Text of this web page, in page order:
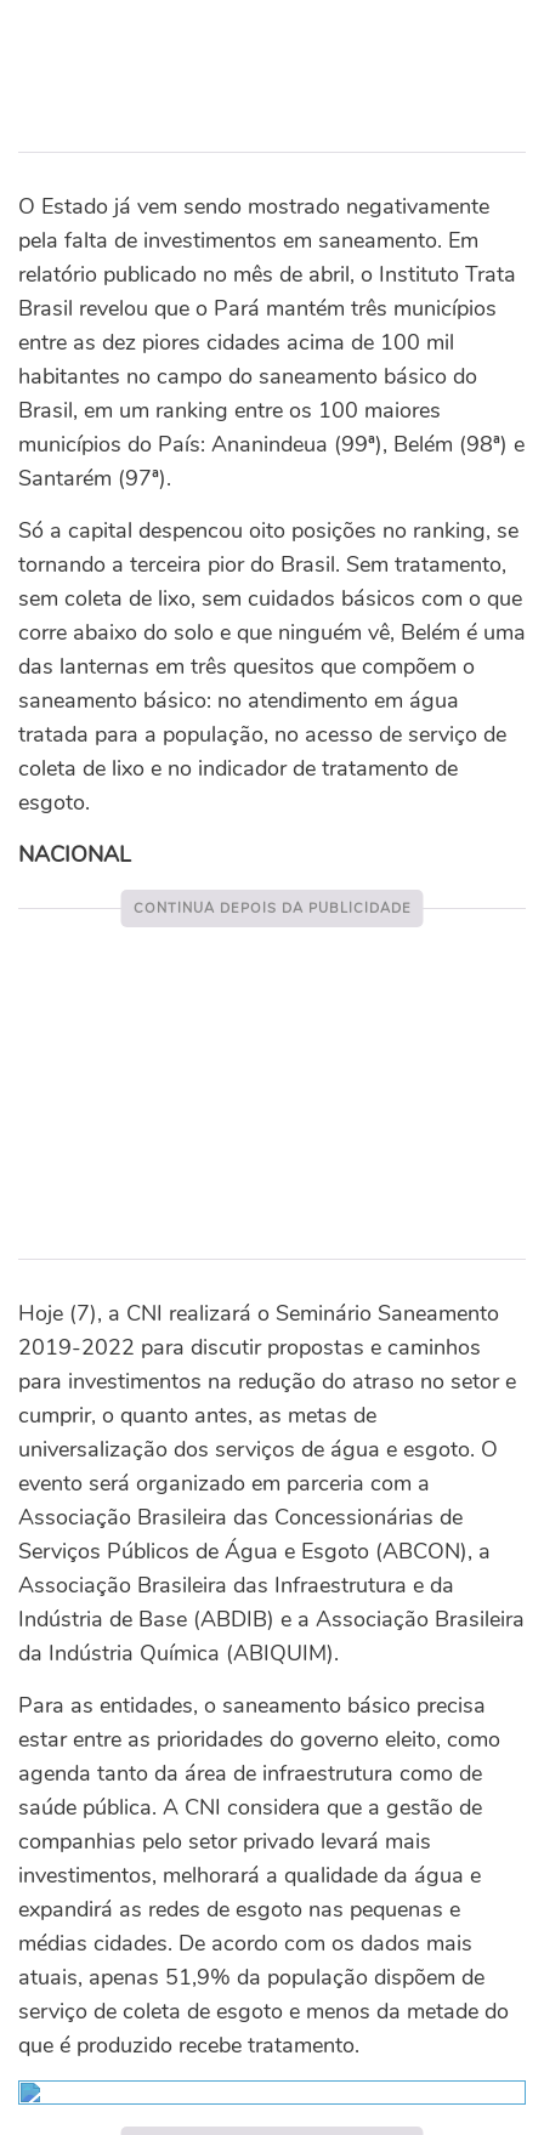
O Estado já vem sendo mostrado negativamente
pela falta de investimentos em saneamento. Em
relatório publicado no mês de abril, o Instituto Trata
Brasil revelou que o Pará mantém três municípios
entre as dez piores cidades acima de 100 mil
habitantes no campo do saneamento básico do
Brasil, em um ranking entre os 100 maiores
municípios do País: Ananindeua (99ª), Belém (98ª) e
Santarém (97ª).
Só a capital despencou oito posições no ranking, se
tornando a terceira pior do Brasil. Sem tratamento,
sem coleta de lixo, sem cuidados básicos com o que
corre abaixo do solo e que ninguém vê, Belém é uma
das lanternas em três quesitos que compõem o
saneamento básico: no atendimento em água
tratada para a população, no acesso de serviço de
coleta de lixo e no indicador de tratamento de
esgoto.
NACIONAL
Hoje (7), a CNI realizará o Seminário Saneamento
2019-2022 para discutir propostas e caminhos
para investimentos na redução do atraso no setor e
cumprir, o quanto antes, as metas de
universalização dos serviços de água e esgoto. O
evento será organizado em parceria com a
Associação Brasileira das Concessionárias de
Serviços Públicos de Água e Esgoto (ABCON), a
Associação Brasileira das Infraestrutura e da
Indústria de Base (ABDIB) e a Associação Brasileira
da Indústria Química (ABIQUIM).
Para as entidades, o saneamento básico precisa
estar entre as prioridades do governo eleito, como
agenda tanto da área de infraestrutura como de
saúde pública. A CNI considera que a gestão de
companhias pelo setor privado levará mais
investimentos, melhorará a qualidade da água e
expandirá as redes de esgoto nas pequenas e
médias cidades. De acordo com os dados mais
atuais, apenas 51,9% da população dispõem de
serviço de coleta de esgoto e menos da metade do
que é produzido recebe tratamento.